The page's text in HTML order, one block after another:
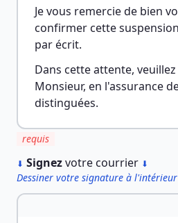
Je vous remercie de bien
confirmer cette
par écrit.
Dans cette attente,
Monsieur, en l'assurance
distinguées.
requis
⬇ Signezvotre courrier ⬇
Dessiner votre signature à